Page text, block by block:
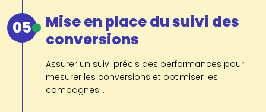
05
Mise en place du suivi des
conversions
Assurer un suivi précis des performances pour
mesurer les conversions et optimiser les
campagnes...